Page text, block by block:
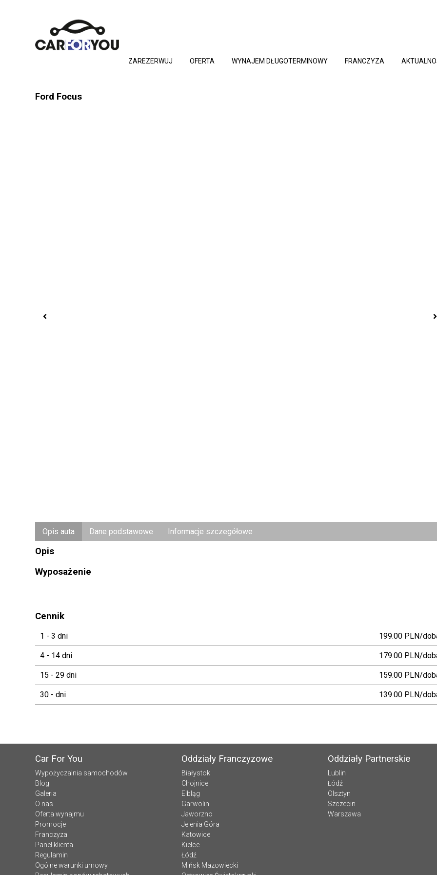
ZAREZERWUJ OFERTA WYNAJEM DŁUGOTERMINOWY FRANCZYZA
Ford Focus
Opis auta Dane podstawowe Informacje szczegółowe
Opis
Wyposażenie
Cennik
1 - 3 dni 199.00 PLN/
4 - 14 dni 179.00 PLN/
15 - 29 dni 159.00 PLN/
30 - dni 139.00 PLN/
Car For You
Wypożyczalnia samochodów
Blog
Galeria
O nas
Oferta wynajmu
Promocje
Franczyza
Panel klienta
Regulamin
Ogólne warunki umowy
Oddziały Franczyzowe
Białystok
Chojnice
Elbląg
Garwolin
Jaworzno
Jelenia Góra
Katowice
Kielce
Łódź
Mińsk Mazowiecki
Oddziały Partnerskie
Lublin
Łódź
Olsztyn
Szczecin
Warszawa